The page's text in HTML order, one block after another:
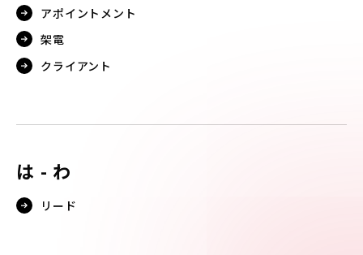
アポイントメント
架電
クライアント
は - わ
リード